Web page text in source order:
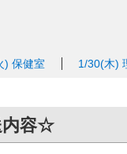
) 保健室 1/30(木)
内容☆